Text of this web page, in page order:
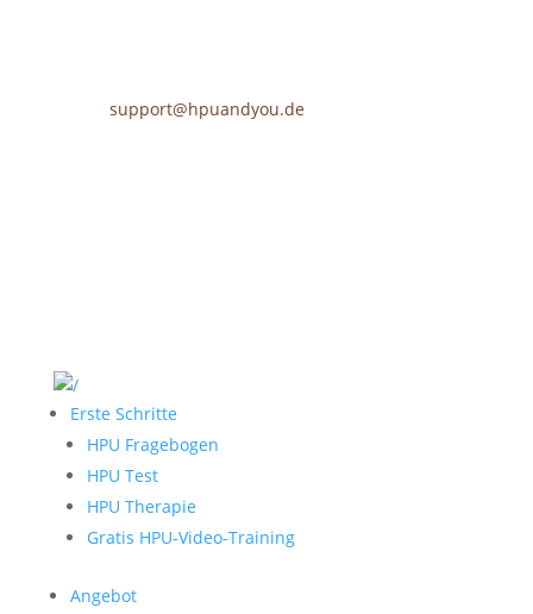
support@hpuandyou.de
Erste Schritte
HPU Fragebogen
HPU Test
HPU Therapie
Gratis HPU-Video-Training
Angebot